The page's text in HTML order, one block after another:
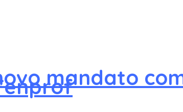
mandato